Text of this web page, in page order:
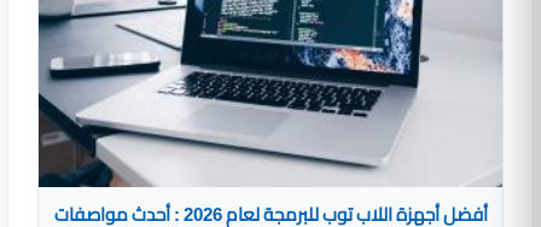
أفضل أجهزة اللاب توب للبرمجة لعام 2026 : أحدث مواصفات